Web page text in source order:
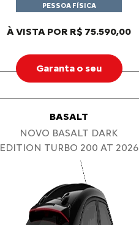
À VISTA POR R$ 75.590,00
PESSOA FÍSICA
Garanta o seu
BASALT
NOVO BASALT DARK
EDITION TURBO 200 AT 2026